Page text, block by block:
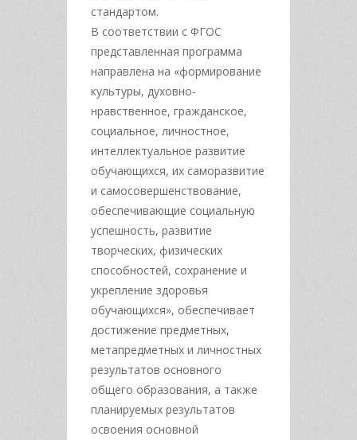
стандартом.
В соответствии с ФГОС
представленная программа
направлена на «формирование
культуры, духовно-
нравственное, гражданское,
социальное, личностное,
интеллектуальное развитие
обучающихся, их саморазвитие
и самосовершенствование,
обеспечивающие социальную
успешность, развитие
творческих, физических
способностей, сохранение и
укрепление здоровья
обучающихся», обеспечивает
достижение предметных,
метапредметных и личностных
результатов основного
общего образования, а также
планируемых результатов
освоения основной